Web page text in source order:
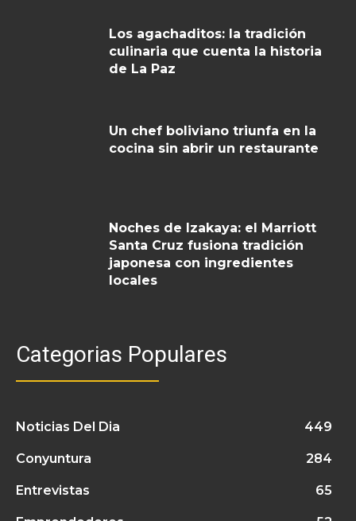
Los agachaditos: la tradición
culinaria que cuenta la historia
de La Paz
Un chef boliviano triunfa en la
cocina sin abrir un restaurante
Noches de Izakaya: el Marriott
Santa Cruz fusiona tradición
japonesa con ingredientes
locales
Categorias Populares
Noticias Del Dia 449
Conyuntura 284
Entrevistas 65